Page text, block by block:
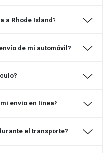
a Rhode Island?
de mi automóvil?
envío en línea?
el transporte?